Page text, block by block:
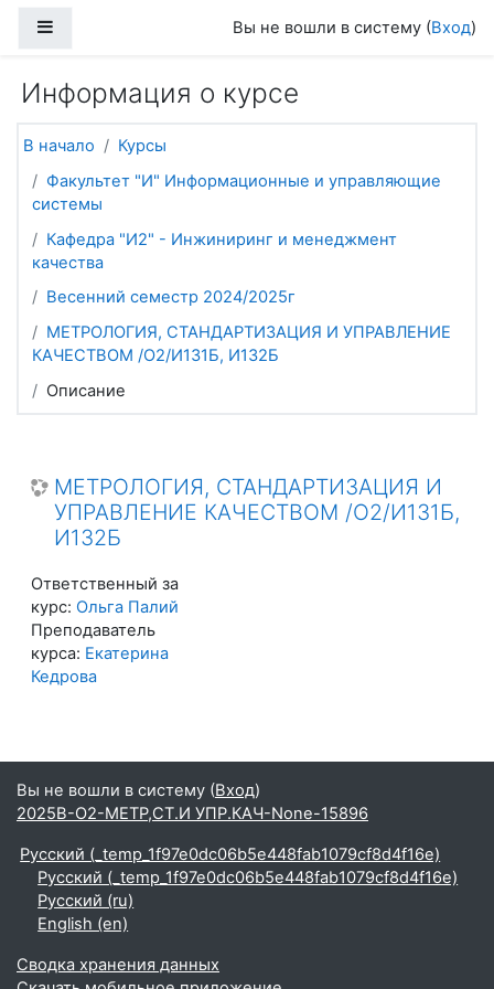
Вы не вошли в систему (Вход)
Информация о курсе
В начало
Курсы
Факультет "И" Информационные и управляющие
системы
Кафедра "И2" - Инжиниринг и менеджмент
качества
Весенний семестр 2024/2025г
МЕТРОЛОГИЯ, СТАНДАРТИЗАЦИЯ И УПРАВЛЕНИЕ
КАЧЕСТВОМ /О2/И131Б, И132Б
Описание
МЕТРОЛОГИЯ, СТАНДАРТИЗАЦИЯ И
УПРАВЛЕНИЕ КАЧЕСТВОМ /О2/И131Б,
И132Б
Ответственный за
курс: Ольга Палий
Преподаватель
курса: Екатерина
Кедрова
Вы не вошли в систему (Вход)
2025В-О2-МЕТР,СТ.И УПР.КАЧ-None-15896
Русский ‎(_temp_1f97e0dc06b5e448fab1079cf8d4f16e)‎
Русский ‎(_temp_1f97e0dc06b5e448fab1079cf8d4f16e)‎
Русский ‎(ru)‎
English ‎(en)‎
Сводка хранения данных